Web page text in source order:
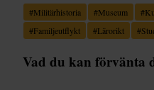
#Militärhistoria #Museum #
#Familjeutflykt #Lärorikt #
Vad du kan förvänta